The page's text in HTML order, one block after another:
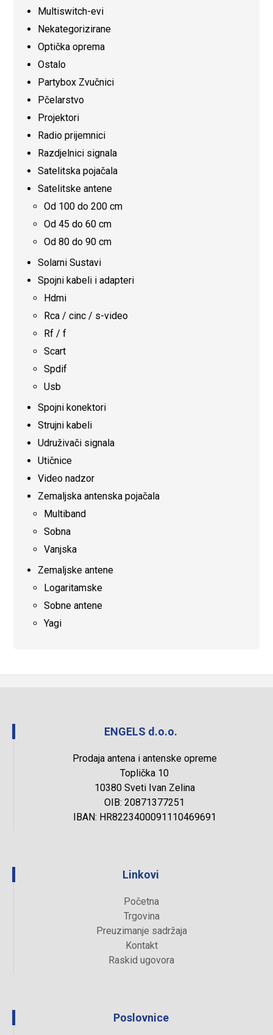
Multiswitch-evi
Nekategorizirane
Optička oprema
Ostalo
Partybox Zvučnici
Pčelarstvo
Projektori
Radio prijemnici
Razdjelnici signala
Satelitska pojačala
Satelitske antene
Od 100 do 200 cm
Od 45 do 60 cm
Od 80 do 90 cm
Solarni Sustavi
Spojni kabeli i adapteri
Hdmi
Rca / cinc / s-video
Rf / f
Scart
Spdif
Usb
Spojni konektori
Strujni kabeli
Udruživači signala
Utičnice
Video nadzor
Zemaljska antenska pojačala
Multiband
Sobna
Vanjska
Zemaljske antene
Logaritamske
Sobne antene
Yagi
ENGELS d.o.o.
Prodaja antena i antenske opreme
Toplička 10
10380 Sveti Ivan Zelina
OIB: 20871377251
IBAN: HR8223400091110469691
Linkovi
Početna
Trgovina
Preuzimanje sadržaja
Kontakt
Raskid ugovora
Poslovnice